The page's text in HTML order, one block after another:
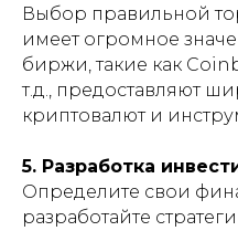
Выбор правильной
имеет огромное
биржи, такие как
т.д., предоставляют
криптовалют и
5. Разработка
Определите свои
разработайте